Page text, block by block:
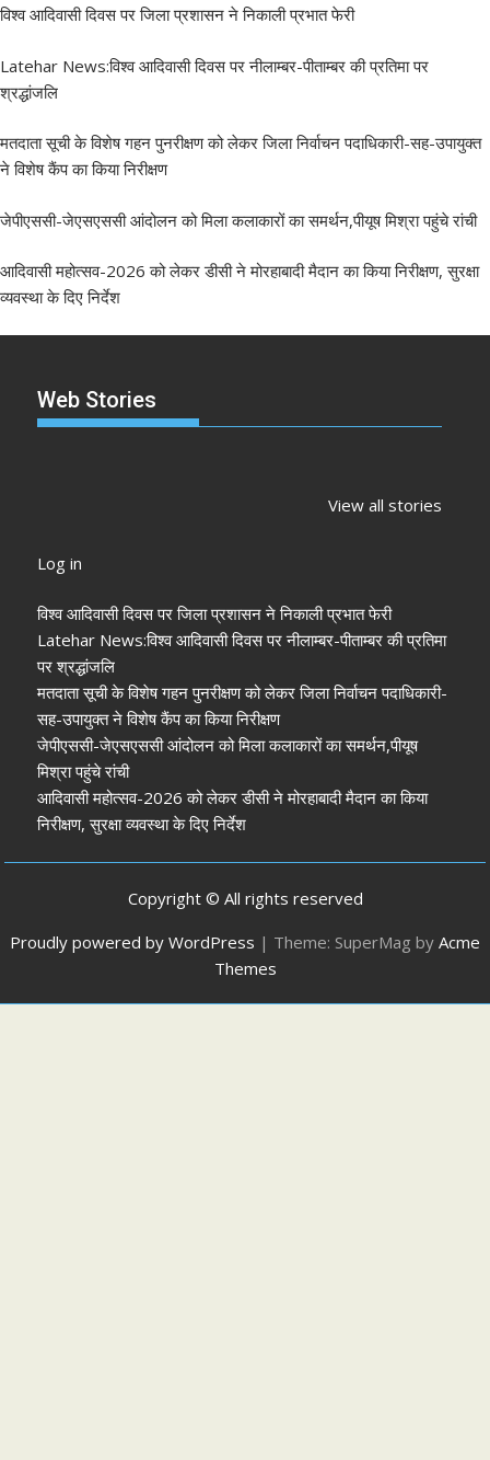
विश्व आदिवासी दिवस पर जिला प्रशासन ने निकाली प्रभात फेरी
Latehar News:विश्व आदिवासी दिवस पर नीलाम्बर-पीताम्बर की प्रतिमा पर
श्रद्धांजलि
मतदाता सूची के विशेष गहन पुनरीक्षण को लेकर जिला निर्वाचन पदाधिकारी-सह-उपायुक्त
ने विशेष कैंप का किया निरीक्षण
जेपीएससी-जेएसएससी आंदोलन को मिला कलाकारों का समर्थन,पीयूष मिश्रा पहुंचे रांची
आदिवासी महोत्सव-2026 को लेकर डीसी ने मोरहाबादी मैदान का किया निरीक्षण, सुरक्षा
व्यवस्था के दिए निर्देश
Web Stories
View all stories
तस्वीर साफ
‘संविधान बचाओ रैली’:
पलक तिवारी
Log in
विश्व आदिवासी दिवस पर जिला प्रशासन ने निकाली प्रभात फेरी
Latehar News:विश्व आदिवासी दिवस पर नीलाम्बर-पीताम्बर की प्रतिमा
पर श्रद्धांजलि
मतदाता सूची के विशेष गहन पुनरीक्षण को लेकर जिला निर्वाचन पदाधिकारी-
सह-उपायुक्त ने विशेष कैंप का किया निरीक्षण
जेपीएससी-जेएसएससी आंदोलन को मिला कलाकारों का समर्थन,पीयूष
मिश्रा पहुंचे रांची
आदिवासी महोत्सव-2026 को लेकर डीसी ने मोरहाबादी मैदान का किया
निरीक्षण, सुरक्षा व्यवस्था के दिए निर्देश
Copyright © All rights reserved
Proudly powered by WordPress | Theme: SuperMag by Acme
Themes